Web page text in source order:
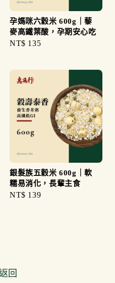
孕媽咪六穀米 600g｜藜
麥高鐵葉酸，孕期安心吃
Regular
NT$ 135
銀髮族五穀米 600g｜軟
糯易消化，長輩主食
Regular
NT$ 139
回